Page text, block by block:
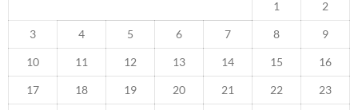
1 2
3 4 5 6 7 8 9
10 11 12 13 14 15 16
17 18 19 20 21 22 23